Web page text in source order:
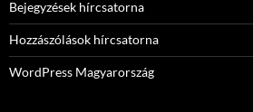
Bejegyzések hírcsatorna
Hozzászólások hírcsatorna
WordPress Magyarország